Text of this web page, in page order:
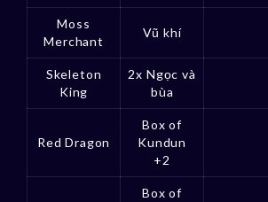
Moss
Merchant
Vũ khí
Skeleton
King
2x Ngọc và
bùa
Red Dragon
Box of
Kundun
+2
Box of